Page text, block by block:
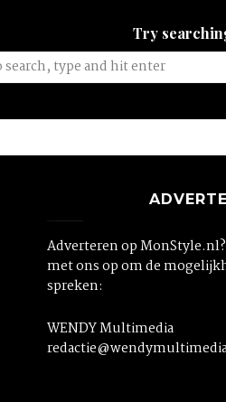
Try
Adverteren op
met ons op om de
spreken:
WENDY Multimedia